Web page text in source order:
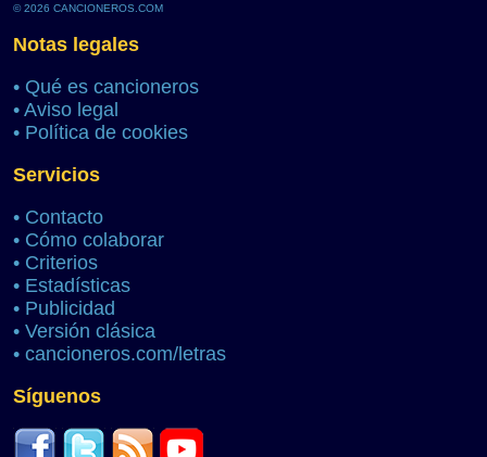
© 2026 CANCIONEROS.COM
Notas legales
• Qué es cancioneros
• Aviso legal
• Política de cookies
Servicios
• Contacto
• Cómo colaborar
• Criterios
• Estadísticas
• Publicidad
• Versión clásica
• cancioneros.com/letras
Síguenos